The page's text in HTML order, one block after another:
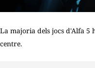
La majoria dels jocs d'Alfa 5
centre.